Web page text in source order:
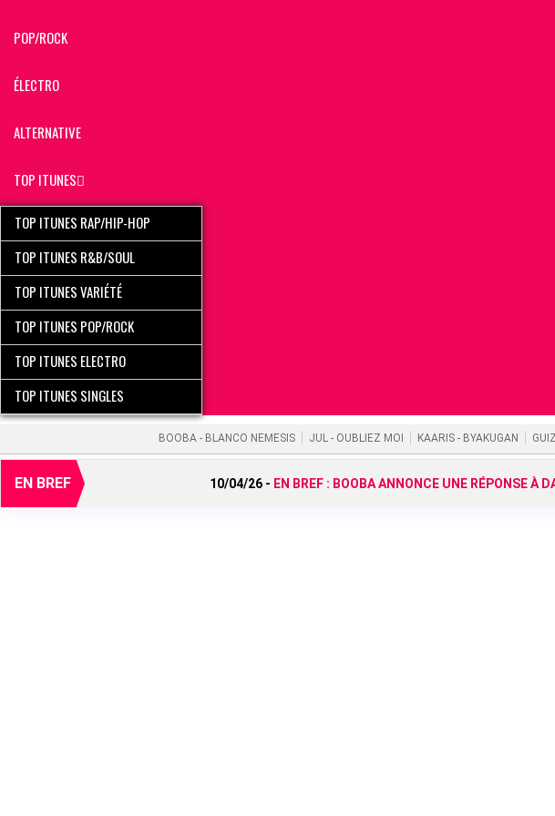
POP/ROCK
ÉLECTRO
ALTERNATIVE
TOP ITUNES
TOP ITUNES RAP/HIP-HOP
TOP ITUNES R&B/SOUL
TOP ITUNES VARIÉTÉ
TOP ITUNES POP/ROCK
TOP ITUNES ELECTRO
TOP ITUNES SINGLES
BOOBA - BLANCO NEMESIS JUL - OUBLIEZ MOI KAARIS - BYAKUGAN
EN BREF 10/04/26 - EN BREF : BOOBA ANNONCE UNE RÉPONSE À